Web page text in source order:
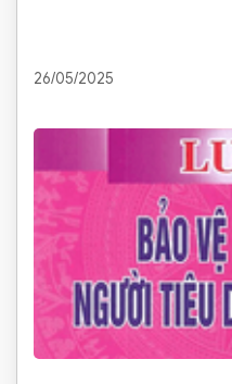
26/05/2025